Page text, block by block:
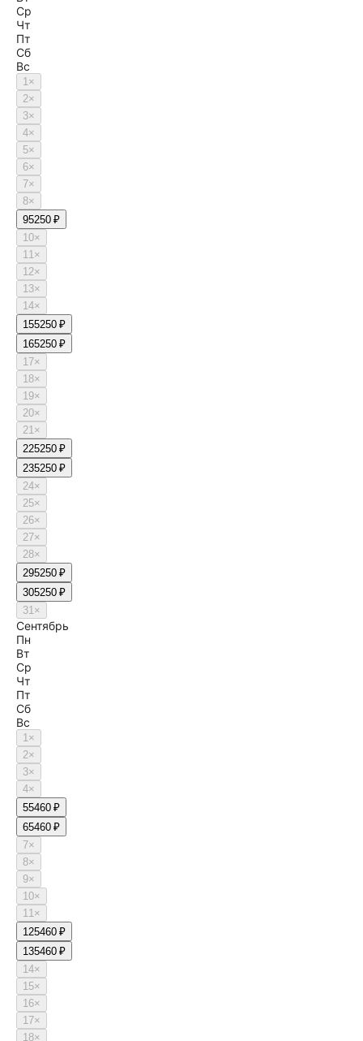
Ср
Чт
Пт
Сб
Вс
1×
2×
3×
4×
5×
6×
7×
8×
95250 ₽
10×
11×
12×
13×
14×
155250 ₽
165250 ₽
17×
18×
19×
20×
21×
225250 ₽
235250 ₽
24×
25×
26×
27×
28×
295250 ₽
305250 ₽
31×
Сентябрь
Пн
Вт
Ср
Чт
Пт
Сб
Вс
1×
2×
3×
4×
55460 ₽
65460 ₽
7×
8×
9×
10×
11×
125460 ₽
135460 ₽
14×
15×
16×
17×
18×